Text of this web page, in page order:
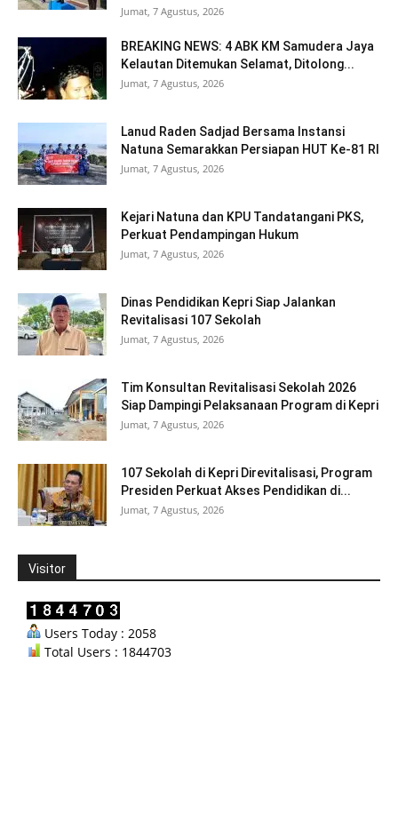
Jumat, 7 Agustus, 2026
BREAKING NEWS: 4 ABK KM Samudera Jaya
Kelautan Ditemukan Selamat, Ditolong...
Jumat, 7 Agustus, 2026
Lanud Raden Sadjad Bersama Instansi
Natuna Semarakkan Persiapan HUT Ke-81 RI
Jumat, 7 Agustus, 2026
Kejari Natuna dan KPU Tandatangani PKS,
Perkuat Pendampingan Hukum
Jumat, 7 Agustus, 2026
Dinas Pendidikan Kepri Siap Jalankan
Revitalisasi 107 Sekolah
Jumat, 7 Agustus, 2026
Tim Konsultan Revitalisasi Sekolah 2026
Siap Dampingi Pelaksanaan Program di Kepri
Jumat, 7 Agustus, 2026
107 Sekolah di Kepri Direvitalisasi, Program
Presiden Perkuat Akses Pendidikan di...
Jumat, 7 Agustus, 2026
Visitor
Users Today : 2058
Total Users : 1844703